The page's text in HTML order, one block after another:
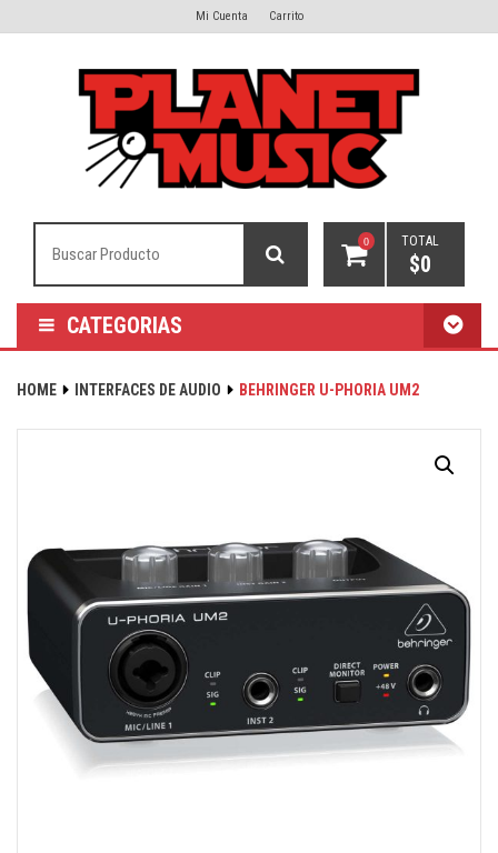
Mi Cuenta Carrito
0 TOTAL
$0
CATEGORIAS
HOME INTERFACES DE AUDIO BEHRINGER U-PHORIA UM2